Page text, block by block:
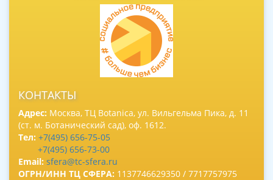
КОНТАКТЫ
Адрес: Москва, ТЦ Botanica, ул. Вильгельма Пика, д. 11
(ст. м. Ботанический сад), оф. 1612.
Тел: +7(495) 656-75-05
+7(495) 656-73-00
Email: sfera@tc-sfera.ru
ОГРН/ИНН ТЦ СФЕРА: 1137746629350 / 7717757975